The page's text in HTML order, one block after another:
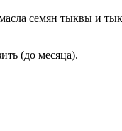
семян тыквы и
(до месяца).